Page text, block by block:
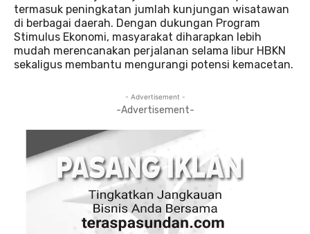
termasuk peningkatan jumlah kunjungan wisatawan
di berbagai daerah. Dengan dukungan Program
Stimulus Ekonomi, masyarakat diharapkan lebih
mudah merencanakan perjalanan selama libur HBKN
sekaligus membantu mengurangi potensi kemacetan.
- Advertisement -
-Advertisement-